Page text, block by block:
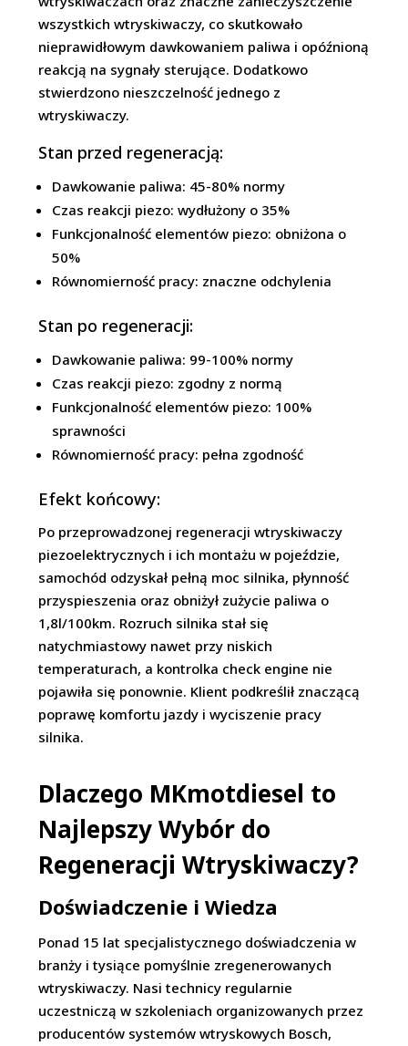
wszystkich wtryskiwaczy, co skutkowało
nieprawidłowym dawkowaniem paliwa i opóźnioną
reakcją na sygnały sterujące. Dodatkowo
stwierdzono nieszczelność jednego z
wtryskiwaczy.
Stan przed regeneracją:
Dawkowanie paliwa: 45-80% normy
Czas reakcji piezo: wydłużony o 35%
Funkcjonalność elementów piezo: obniżona o
50%
Równomierność pracy: znaczne odchylenia
Stan po regeneracji:
Dawkowanie paliwa: 99-100% normy
Czas reakcji piezo: zgodny z normą
Funkcjonalność elementów piezo: 100%
sprawności
Równomierność pracy: pełna zgodność
Efekt końcowy:
Po przeprowadzonej regeneracji wtryskiwaczy
piezoelektrycznych i ich montażu w pojeździe,
samochód odzyskał pełną moc silnika, płynność
przyspieszenia oraz obniżył zużycie paliwa o
1,8l/100km. Rozruch silnika stał się
natychmiastowy nawet przy niskich
temperaturach, a kontrolka check engine nie
pojawiła się ponownie. Klient podkreślił znaczącą
poprawę komfortu jazdy i wyciszenie pracy
silnika.
Dlaczego MKmotdiesel to
Najlepszy Wybór do
Regeneracji Wtryskiwaczy?
Doświadczenie i Wiedza
Ponad 15 lat specjalistycznego doświadczenia w
branży i tysiące pomyślnie zregenerowanych
wtryskiwaczy. Nasi technicy regularnie
uczestniczą w szkoleniach organizowanych przez
producentów systemów wtryskowych Bosch,